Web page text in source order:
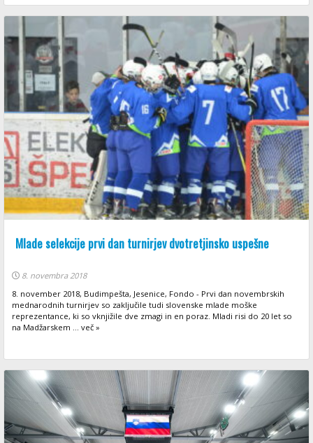
Mlade selekcije prvi dan turnirjev dvotretjinsko uspešne
8. novembra 2018
8. november 2018, Budimpešta, Jesenice, Fondo - Prvi dan novembrskih
mednarodnih turnirjev so zaključile tudi slovenske mlade moške
reprezentance, ki so vknjižile dve zmagi in en poraz. Mladi risi do 20 let so
na Madžarskem ... več »